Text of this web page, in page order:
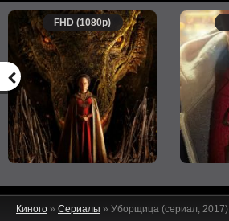
FHD (1080p)
Киного » Сериалы » Уборщица (сериал, 2017)